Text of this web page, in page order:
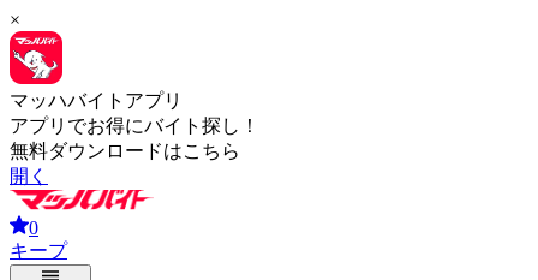
×
マッハバイトアプリ
アプリでお得にバイト探し！
無料ダウンロードはこちら
開く
0
キープ